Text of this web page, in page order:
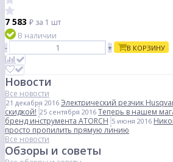
7 583 ₽ за 1 шт
В наличии
-
+ В КОРЗИНУ
Новости
Все новости
21 декабря 2016 Электрический резчик
скидкой! 25 сентября 2016 Теперь в нашем
бренд инструмента ATORCH 5 июня 2016
просто пропилить прямую линию
Все новости
Обзоры и советы